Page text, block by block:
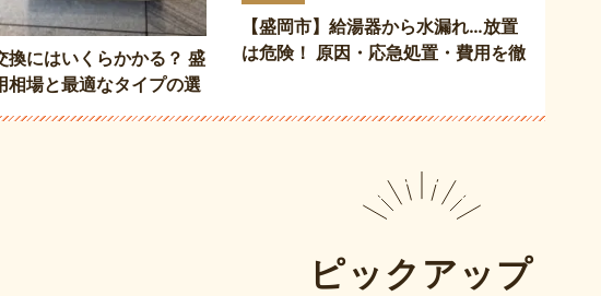
換にはいくらかかる？ 盛
相場と最適なタイプの選
【盛岡市】給湯器から水漏れ…放置
は危険！ 原因・応急処置・費用を徹
ピックアップ